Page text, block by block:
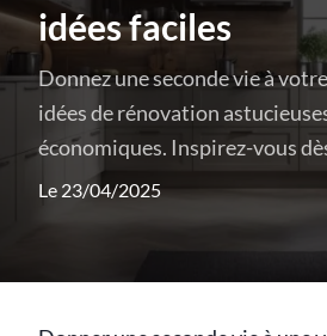
idées faciles
Donnez une seconde vie à
idées de rénovation
économiques. Inspirez-vous
Le 23/04/2025